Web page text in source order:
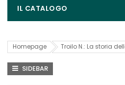
IL CATALOGO
Homepage Troilo N.: La storia
SIDEBAR